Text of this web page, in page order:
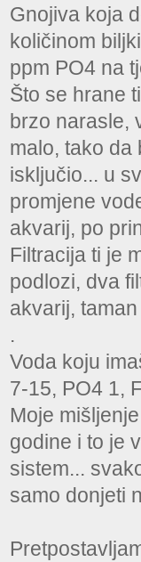
Gnojiva koja
količinom
ppm PO4 na
Što se hrane
brzo narasle,
malo, tako da
isključio... u
promjene
akvarij, po
Filtracija ti je
podlozi, dva
akvarij,
.
Voda koju
7-15, PO4 1,
Moje
godine i to je
sistem...
samo donjeti